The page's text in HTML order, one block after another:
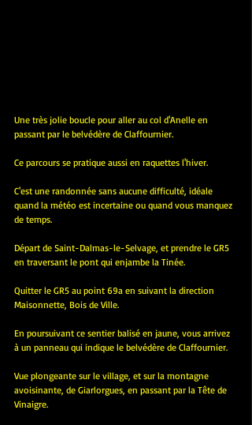
Une très jolie boucle pour aller au col d'Anelle en
passant par le belvédère de Claffournier.
Ce parcours se pratique aussi en raquettes l'hiver.
C'est une randonnée sans aucune difficulté, idéale
quand la météo est incertaine ou quand vous manquez
de temps.
Départ de Saint-Dalmas-le-Selvage, et prendre le GR5
en traversant le pont qui enjambe la Tinée.
Quitter le GR5 au point 69a en suivant la direction
Maisonnette, Bois de Ville.
En poursuivant ce sentier balisé en jaune, vous arrivez
à un panneau qui indique le belvédère de Claffournier.
Vue plongeante sur le village, et sur la montagne
avoisinante, de Giarlorgues, en passant par la Tête de
Vinaigre.